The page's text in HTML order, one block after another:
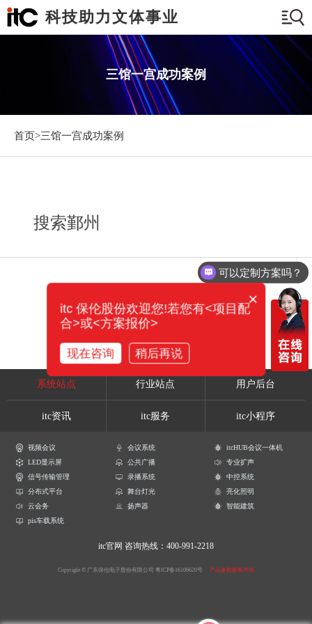
科技助力文体事业
三馆一宫成功案例
首页>三馆一宫成功案例
搜索鄞州
系统站点 行业站点 用户后台
itc资讯 itc服务 itc小程序
视频会议 会议系统
itcHUB会议一体机
LED显示屏
公共广播
专业扩声
信号传输管理
录播系统
中控系统
分布式平台
舞台灯光
亮化照明
云会务
扬声器
智能建筑
pis车载系统
itc官网 咨询热线：400-991-2218
Copyright © 广东保伦电子股份有限公司 粤ICP备16106620号 产品参数解释声明
可以定制方案吗？
×
itc 保伦股份欢迎您!若您有<项目配
合>或<方案报价>
现在咨询 稍后再说